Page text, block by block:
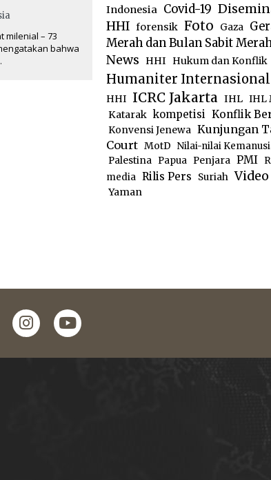
milenial – 73
bahwa
Indonesia Covid-19
HHI forensik Foto Gaza
Merah dan Bulan Sabit
News
HHI Hukum dan Konflik
Humaniter Internasional
HHI ICRC Jakarta IHL IHL
Katarak kompetisi Konflik
Konvensi Jenewa Kunjungan
Court MotD Nilai-nilai
Palestina
Papua Penjara PMI
media Rilis Pers Suriah Video
Yaman
instagram
youtube